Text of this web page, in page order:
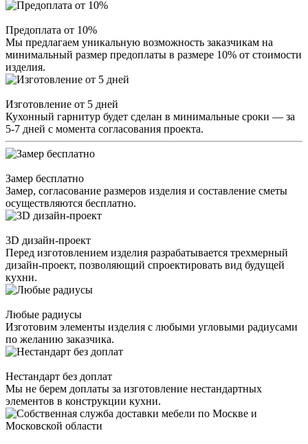
Предоплата от 10%
Мы предлагаем уникальную возможность заказчикам на
минимальный размер предоплаты в размере 10% от стоимости
изделия.
Изготовление от 5 дней
Кухонный гарнитур будет сделан в минимальные сроки — за
5-7 дней с момента согласования проекта.
Замер бесплатно
Замер, согласование размеров изделия и составление сметы
осуществляются бесплатно.
3D дизайн-проект
Перед изготовлением изделия разрабатывается трехмерный
дизайн-проект, позволяющий спроектировать вид будущей
кухни.
Любые радиусы
Изготовим элементы изделия с любыми угловыми радиусами
по желанию заказчика.
Нестандарт без доплат
Мы не берем доплаты за изготовление нестандартных
элементов в конструкции кухни.